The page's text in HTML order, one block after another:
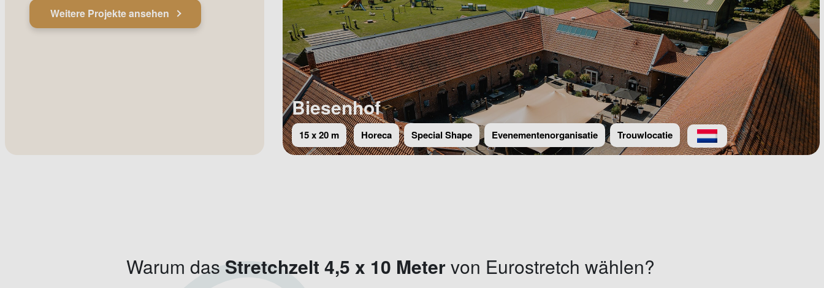
Weitere Projekte ansehen
Biesenhof
15 x 20 m Horeca Special Shape Evenementenorganisatie Trouwlocatie
Warum das Stretchzelt 4,5 x 10 Meter von Eurostretch wählen?